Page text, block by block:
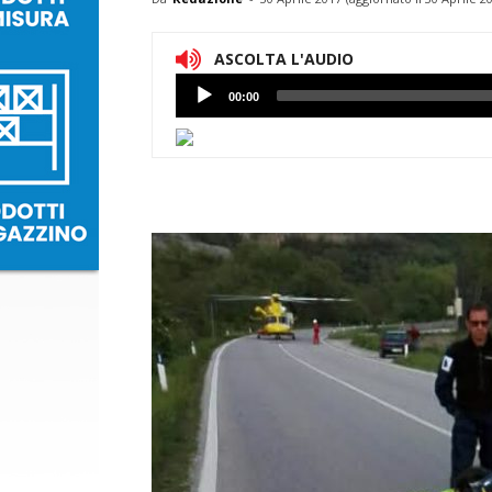
ASCOLTA L'AUDIO
Lettore
Audio
00:00